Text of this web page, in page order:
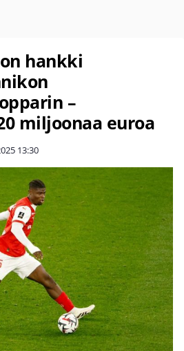
hankki
–
miljoonaa euroa
13:30